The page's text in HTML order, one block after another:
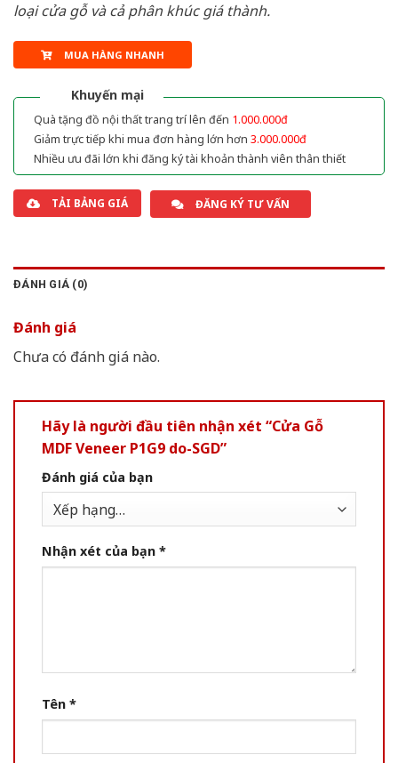
loại cửa gỗ và cả phân khúc giá thành.
MUA HÀNG NHANH
Khuyến mại
Quà tặng đồ nội thất trang trí lên đến 1.000.000đ
Giảm trực tiếp khi mua đơn hàng lớn hơn 3.000.000đ
Nhiều ưu đãi lớn khi đăng ký tài khoản thành viên thân thiết
TẢI BẢNG GIÁ ĐĂNG KÝ TƯ VẤN
ĐÁNH GIÁ (0)
Đánh giá
Chưa có đánh giá nào.
Hãy là người đầu tiên nhận xét “Cửa Gỗ
MDF Veneer P1G9 do-SGD”
Đánh giá của bạn
Nhận xét của bạn *
Tên *